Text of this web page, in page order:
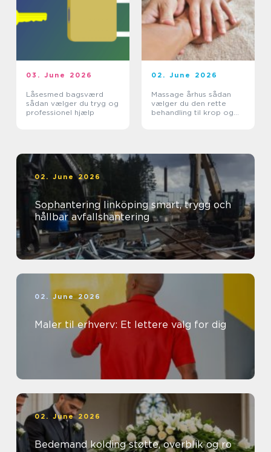
03. June 2026
Låsesmed bagsværd
sådan vælger du tryg og
professionel hjælp
02. June 2026
Massage århus sådan
vælger du den rette
behandling til krop og
02. June 2026
Sophantering linköping smart, trygg och
hållbar avfallshantering
02. June 2026
Maler til erhverv: Et lettere valg for dig
02. June 2026
Bedemand kolding støtte, overblik og ro